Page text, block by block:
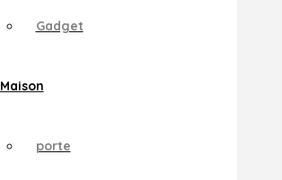
Gadget
Maison
porte